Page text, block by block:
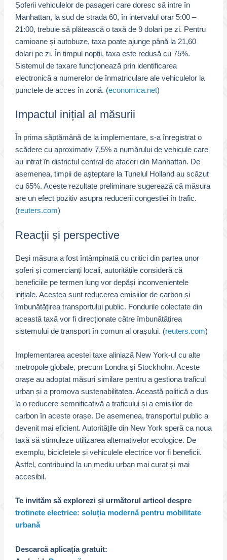
Șoferii vehiculelor de pasageri care doresc să intre în
Manhattan, la sud de strada 60, în intervalul orar 5:00 –
21:00, trebuie să plătească o taxă de 9 dolari pe zi. Pentru
camioane și autobuze, taxa poate ajunge până la 21,60
dolari pe zi. În timpul nopții, taxa este redusă cu 75%.
Sistemul de taxare funcționează prin identificarea
electronică a numerelor de înmatriculare ale vehiculelor la
punctele de acces în zonă. (economica.net)
Impactul inițial al măsurii
În prima săptămână de la implementare, s-a înregistrat o
scădere cu aproximativ 7,5% a numărului de vehicule care
au intrat în districtul central de afaceri din Manhattan. De
asemenea, timpii de așteptare la Tunelul Holland au scăzut
cu 65%. Aceste rezultate preliminare sugerează că măsura
are un efect pozitiv asupra reducerii congestiei în trafic.
(reuters.com)
Reacții și perspective
Deși măsura a fost întâmpinată cu critici din partea unor
șoferi și comercianți locali, autoritățile consideră că
beneficiile pe termen lung vor depăși inconvenientele
inițiale. Acestea sunt reducerea emisiilor de carbon și
îmbunătățirea transportului public. Fondurile colectate din
această taxă vor fi direcționate către îmbunătățirea
sistemului de transport în comun al orașului. (reuters.com)
Implementarea acestei taxe aliniază New York-ul cu alte
metropole globale, precum Londra și Stockholm. Aceste
orașe au adoptat măsuri similare pentru a gestiona traficul
urban și a promova sustenabilitatea. Această politică a dus
la o reducere semnificativă a traficului și a emisiilor de
carbon în aceste orașe. De asemenea, transportul public a
devenit mai eficient. Autoritățile din New York speră ca noua
taxă să stimuleze utilizarea alternativelor ecologice. De
exemplu, bicicletele și vehiculele electrice vor fi beneficii.
Astfel, contribuind la un mediu urban mai curat și mai
accesibil.
Te invităm să explorezi și următorul articol despre
trotinete electrice: soluția modernă pentru mobilitate
urbană
Descarcă aplicația gratuit: